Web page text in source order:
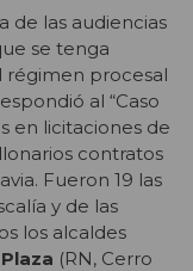
de las audiencias
se tenga
régimen procesal
al “Caso
en licitaciones de
contratos
Fueron 19 las
y de las
los alcaldes
(RN, Cerro